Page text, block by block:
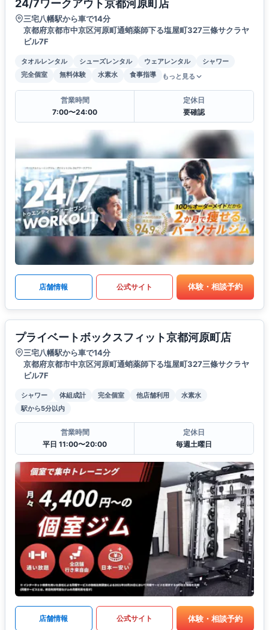
24/7ワークアウト京都河原町店
三宅八幡駅から車で14分
京都府京都市中京区河原町通蛸薬師下る塩屋町327三條サクラヤ
ビル7F
タオルレンタル シューズレンタル ウェアレンタル
シャワー
完全個室
無料体験 水素水 食事指導 もっと見る
営業時間
7:00〜24:00
定休日
要確認
店舗情報 公式サイト 体験・相談予約
プライベートボックスフィット京都河原町店
三宅八幡駅から車で14分
京都府京都市中京区河原町通蛸薬師下る塩屋町327三條サクラヤ
ビル7F
シャワー 体組成計 完全個室 他店舗利用
水素水
駅から5分以内
営業時間
平日 11:00〜20:00
定休日
毎週土曜日
店舗情報 公式サイト 体験・相談予約